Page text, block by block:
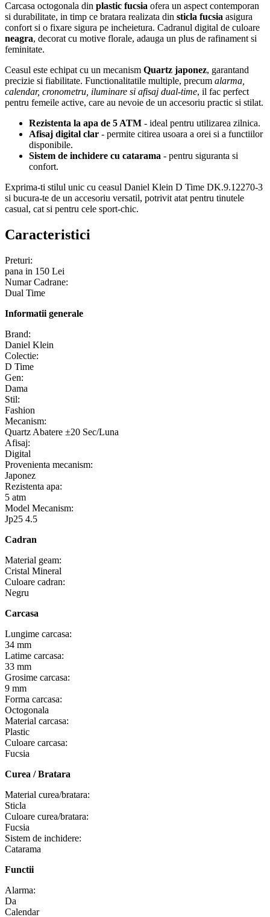
Carcasa octogonala din plastic fucsia ofera un aspect contemporan
si durabilitate, in timp ce bratara realizata din sticla fucsia asigura
confort si o fixare sigura pe incheietura. Cadranul digital de culoare
neagra, decorat cu motive florale, adauga un plus de rafinament si
feminitate.
Ceasul este echipat cu un mecanism Quartz japonez, garantand
precizie si fiabilitate. Functionalitatile multiple, precum alarma,
calendar, cronometru, iluminare si afisaj dual-time, il fac perfect
pentru femeile active, care au nevoie de un accesoriu practic si stilat.
Rezistenta la apa de 5 ATM - ideal pentru utilizarea zilnica.
Afisaj digital clar - permite citirea usoara a orei si a functiilor
disponibile.
Sistem de inchidere cu catarama - pentru siguranta si
confort.
Exprima-ti stilul unic cu ceasul Daniel Klein D Time DK.9.12270-3
si bucura-te de un accesoriu versatil, potrivit atat pentru tinutele
casual, cat si pentru cele sport-chic.
Caracteristici
Preturi:
pana in 150 Lei
Numar Cadrane:
Dual Time
Informatii generale
Brand:
Daniel Klein
Colectie:
D Time
Gen:
Dama
Stil:
Fashion
Mecanism:
Quartz Abatere ±20 Sec/Luna
Afisaj:
Digital
Provenienta mecanism:
Japonez
Rezistenta apa:
5 atm
Model Mecanism:
Jp25 4.5
Cadran
Material geam:
Cristal Mineral
Culoare cadran:
Negru
Carcasa
Lungime carcasa:
34 mm
Latime carcasa:
33 mm
Grosime carcasa:
9 mm
Forma carcasa:
Octogonala
Material carcasa:
Plastic
Culoare carcasa:
Fucsia
Curea / Bratara
Material curea/bratara:
Sticla
Culoare curea/bratara:
Fucsia
Sistem de inchidere:
Catarama
Functii
Alarma:
Da
Calendar